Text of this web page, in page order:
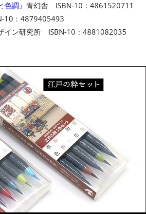
色調』青幻舎 ISBN-10：4861520711
10：4879405493
イン研究所 ISBN-10：4881082035